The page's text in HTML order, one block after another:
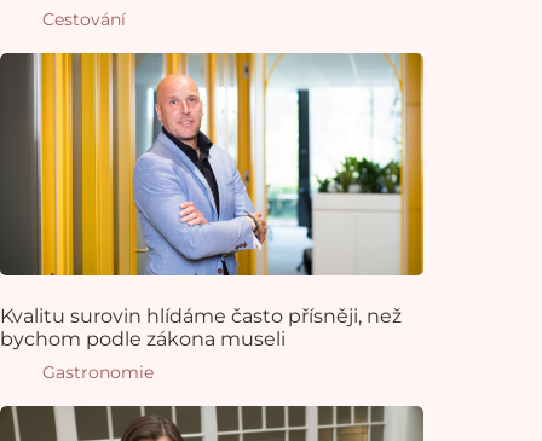
Cestování
Kvalitu surovin hlídáme často přísněji, než
bychom podle zákona museli
Gastronomie